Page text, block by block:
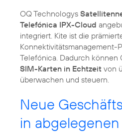
OQ Technologys
Telefónica IPX-Cloud
integriert. Kite ist die
Konnektivitätsmanagement-
Telefónica. Dadurch können
SIM-Karten in Echtzeit von
überwachen und steuern.
Neue
in